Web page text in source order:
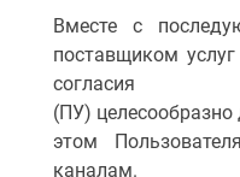
Вместе с
поставщиком
согласия
(ПУ)
этом
каналам.